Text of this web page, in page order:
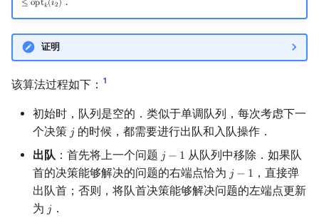
≤ opt𝑘(𝑖2)
证明
该算法过程如下： 1
初始时，队列是空的．类似于单调队列，每次考虑下一
个决策 𝑗
j的时候，都需要进行出队和入队操作．
出队 ：首先将上一个问题 𝑗 − 1
j− 1
从队列中移除．如果队
首的决策能够解决的问题的右端点恰为 𝑗 − 1
j− 1
，直接弹
出队首；否则，将队首决策能够解决问题的左端点更新
为 𝑗
j．